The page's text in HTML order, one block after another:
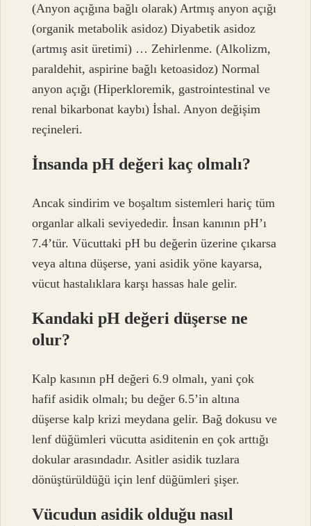
(Anyon açığına bağlı olarak) Artmış anyon açığı
(organik metabolik asidoz) Diyabetik asidoz
(artmış asit üretimi) … Zehirlenme. (Alkolizm,
paraldehit, aspirine bağlı ketoasidoz) Normal
anyon açığı (Hiperkloremik, gastrointestinal ve
renal bikarbonat kaybı) İshal. Anyon değişim
reçineleri.
İnsanda pH değeri kaç olmalı?
Ancak sindirim ve boşaltım sistemleri hariç tüm
organlar alkali seviyededir. İnsan kanının pH’ı
7.4’tür. Vücuttaki pH bu değerin üzerine çıkarsa
veya altına düşerse, yani asidik yöne kayarsa,
vücut hastalıklara karşı hassas hale gelir.
Kandaki pH değeri düşerse ne
olur?
Kalp kasının pH değeri 6.9 olmalı, yani çok
hafif asidik olmalı; bu değer 6.5’in altına
düşerse kalp krizi meydana gelir. Bağ dokusu ve
lenf düğümleri vücutta asiditenin en çok arttığı
dokular arasındadır. Asitler asidik tuzlara
dönüştürüldüğü için lenf düğümleri şişer.
Vücudun asidik olduğu nasıl